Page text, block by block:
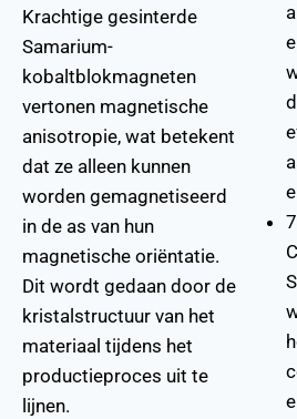
Krachtige gesinterde
Samarium-
kobaltblokmagneten
vertonen magnetische
anisotropie, wat betekent
dat ze alleen kunnen
worden gemagnetiseerd
in de as van hun
magnetische oriëntatie.
Dit wordt gedaan door de
kristalstructuur van het
materiaal tijdens het
productieproces uit te
lijnen.